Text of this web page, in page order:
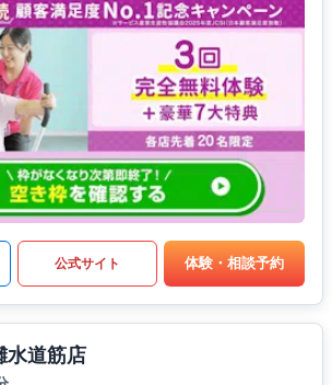
公式サイト 体験・相談予約
水道筋店